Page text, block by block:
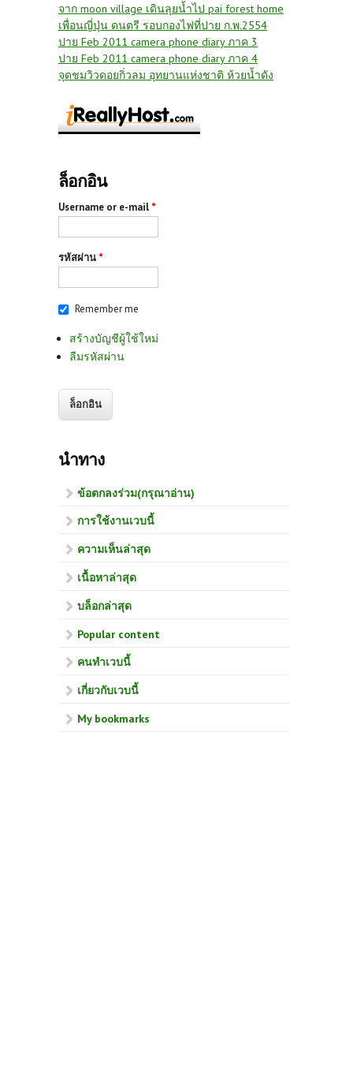
จาก moon village เดินลุยน้ำไป pai forest home
เพื่อนญี่ปุ่น ดนตรี รอบกองไฟที่ปาย ก.พ.2554
ปาย Feb 2011 camera phone diary ภาค 3
ปาย Feb 2011 camera phone diary ภาค 4
จุดชมวิวดอยกิ่วลม อุทยานแห่งชาติ ห้วยน้ำดัง
ล็อกอิน
Username or e-mail *
รหัสผ่าน *
Remember me
สร้างบัญชีผู้ใช้ใหม่
ลืมรหัสผ่าน
นำทาง
ข้อตกลงร่วม(กรุณาอ่าน)
การใช้งานเวบนี้
ความเห็นล่าสุด
เนื้อหาล่าสุด
บล็อกล่าสุด
Popular content
คนทำเวบนี้
เกี่ยวกับเวบนี้
My bookmarks